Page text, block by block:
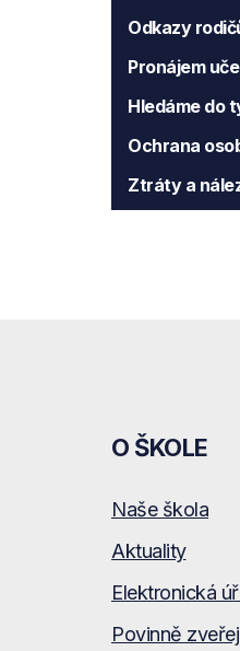
Odkazy
Pronájem
Hledáme do
Ochrana
Ztráty a
O ŠKOLE
Naše škola
Aktuality
Elektronická
Povinně